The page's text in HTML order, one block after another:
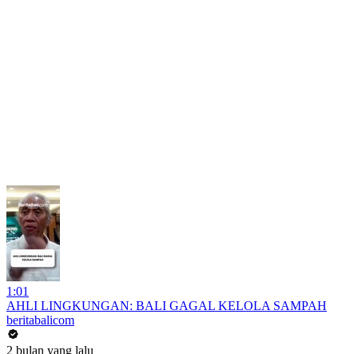
1:01
AHLI LINGKUNGAN: BALI GAGAL KELOLA SAMPAH
beritabalicom
2 bulan yang lalu